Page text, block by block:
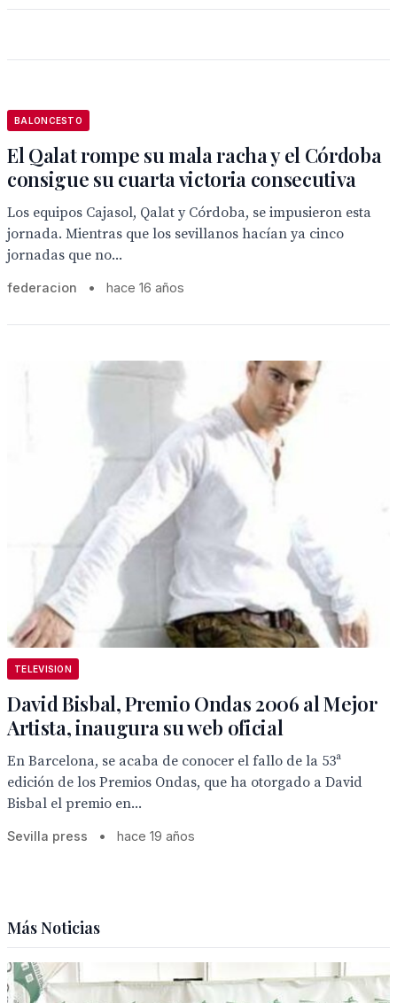
BALONCESTO
El Qalat rompe su mala racha y el Córdoba
consigue su cuarta victoria consecutiva
Los equipos Cajasol, Qalat y Córdoba, se impusieron esta
jornada. Mientras que los sevillanos hacían ya cinco
jornadas que no...
federacion • hace 16 años
TELEVISION
David Bisbal, Premio Ondas 2006 al Mejor
Artista, inaugura su web oficial
En Barcelona, se acaba de conocer el fallo de la 53ª
edición de los Premios Ondas, que ha otorgado a David
Bisbal el premio en...
Sevilla press • hace 19 años
Más Noticias